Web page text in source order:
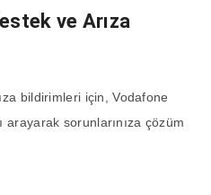
ve Arıza
bildirimleri için, Vodafone
arayarak sorunlarınıza çözüm